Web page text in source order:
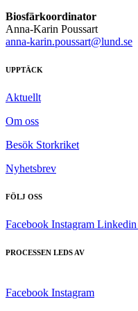
Biosfärkoordinator
Anna-Karin Poussart
anna-karin.poussart@lund.se
UPPTÄCK
Aktuellt
Om oss
Besök Storkriket
Nyhetsbrev
FÖLJ OSS
Facebook Instagram Linkedin
PROCESSEN LEDS AV
Facebook Instagram